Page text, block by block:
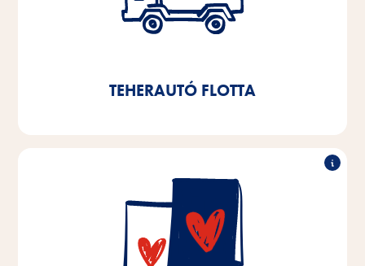
TEHERAUTÓ FLOTTA
Egy teljesen automatizált magasraktár 2021-es
felállításával évente 11 000 liter gázolajat és kb. 3,8
90%-ban újrahasznosítható
Brémai és alsó-szászországi gyártóüzemünkben már
több mint 90%-ban újrahasznosítható csomagolást
használunk. 2025-re célunk, hogy a Brémában és